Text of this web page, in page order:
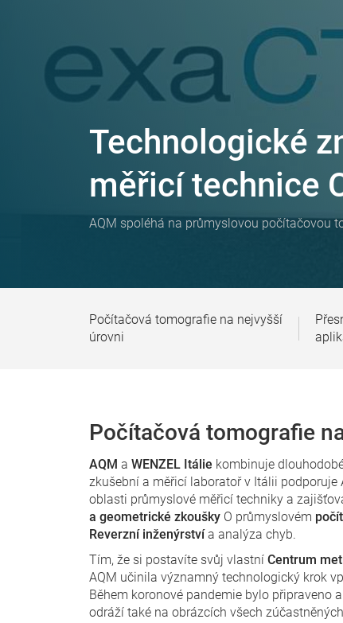
Technologické
měřicí technice
AQM spoléhá na průmyslovou počítačovou
Počítačová tomografie na nejvyšší
úrovni
Počítačová tomografie
AQM a WENZEL Itálie kombinuje
zkušební a měřicí laboratoř v Itálii
oblasti průmyslové měřicí techniky a
a geometrické zkoušky O průmyslovém
Reverzní inženýrstvía analýza chyb.
Tím, že si postavíte svůj vlastní Centrum
AQM učinila významný technologický krok
Během koronové pandemie bylo připraveno
odráží také na obrázcích všech